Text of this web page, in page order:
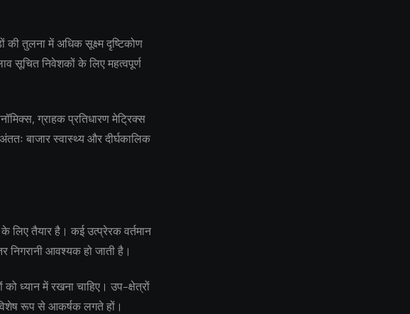
तुलना में अधिक सूक्ष्म दृष्टिकोण
सूचित निवेशकों के लिए महत्वपूर्ण
ग्राहक प्रतिधारण मेट्रिक्स
बाजार स्वास्थ्य और दीर्घकालिक
लिए तैयार है। कई उत्प्रेरक वर्तमान
निगरानी आवश्यक हो जाती है।
ध्यान में रखना चाहिए। उप-क्षेत्रों
रूप से आकर्षक लगते हों।